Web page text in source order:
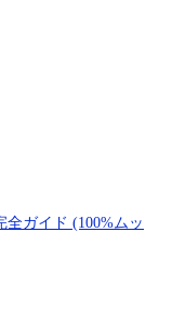
全ガイド (100%ムッ